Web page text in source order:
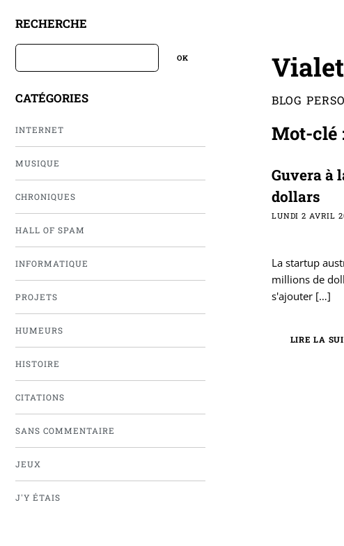
RECHERCHE
CATÉGORIES
INTERNET
MUSIQUE
CHRONIQUES
HALL OF SPAM
INFORMATIQUE
PROJETS
HUMEURS
HISTOIRE
CITATIONS
SANS COMMENTAIRE
JEUX
J'Y ÉTAIS
BLOG
Mot-clé
Guvera à
dollars
LUNDI 2 AVRIL
La startup
millions de
s'ajouter […]
LIRE LA